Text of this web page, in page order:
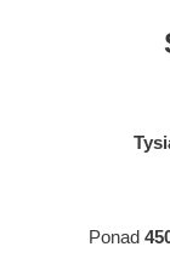
Ponad